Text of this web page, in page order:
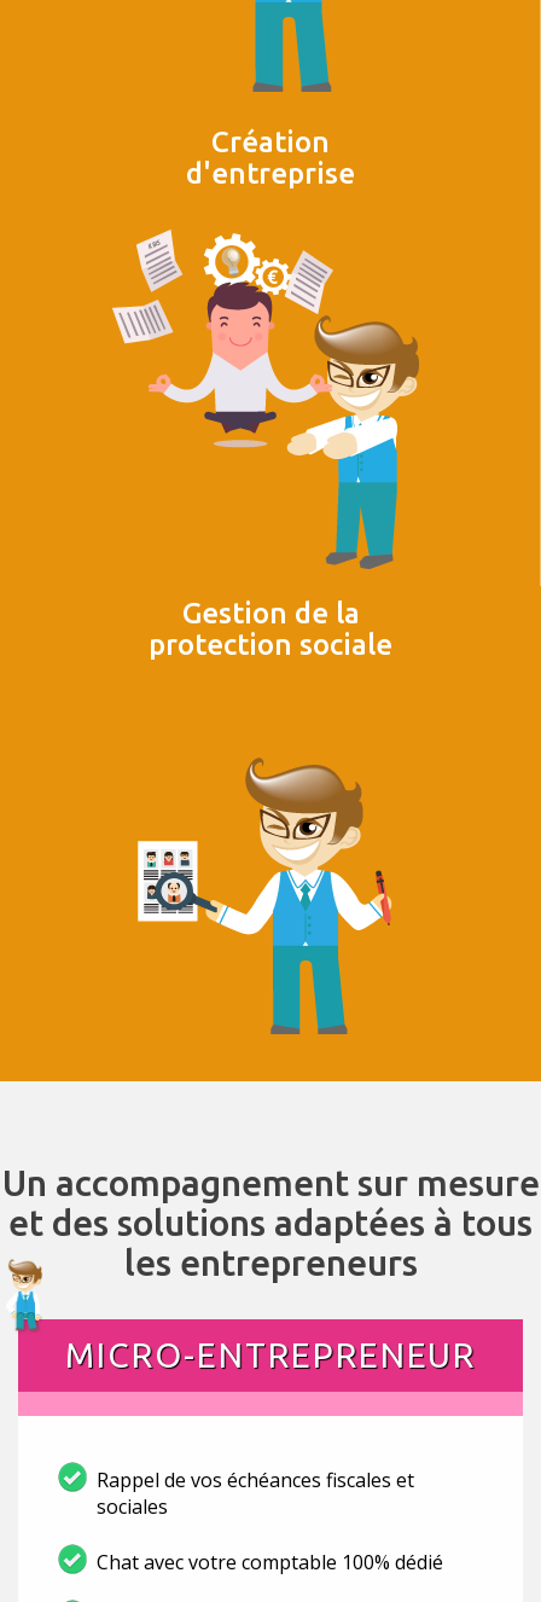
Création
d'entreprise
Gestion de la
protection sociale
Un accompagnement sur mesure
et des solutions adaptées à tous
les entrepreneurs
MICRO-ENTREPRENEUR
Rappel de vos échéances fiscales et
sociales
Chat avec votre comptable 100% dédié